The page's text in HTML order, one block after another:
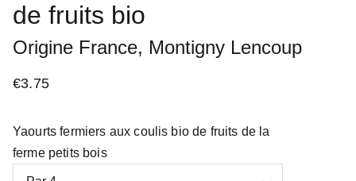
de fruits bio
Origine France, Montigny Lencoup
€3.75
Yaourts fermiers aux coulis bio de fruits de la
ferme petits bois